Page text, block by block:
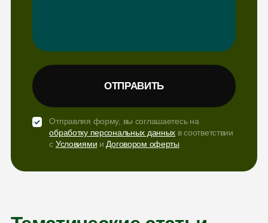
Отправляя форму, вы соглашаетесь на
обработку персональных данных в соответствии
с Условиями и Договором оферты